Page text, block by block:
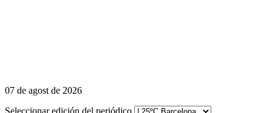
07 de agost de 2026
Seleccionar edición del periódico